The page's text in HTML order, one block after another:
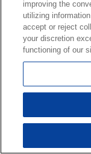
向丘１丁目 (17)
向丘２丁目 (6)
目白台１丁目 (7)
improving the
utilizing
accept or reject
your discretion
functioning of our